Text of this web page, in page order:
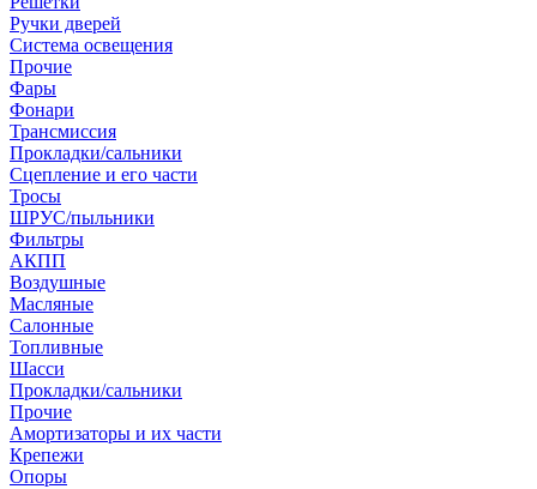
Ручки дверей
Система освещения
Прочие
Фары
Фонари
Трансмиссия
Прокладки/сальники
Сцепление и его части
Тросы
ШРУС/пыльники
Фильтры
АКПП
Воздушные
Масляные
Салонные
Топливные
Шасси
Прокладки/сальники
Прочие
Амортизаторы и их части
Крепежи
Опоры